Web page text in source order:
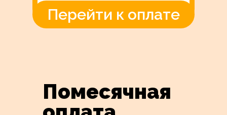
Перейти к оплате
Помесячная